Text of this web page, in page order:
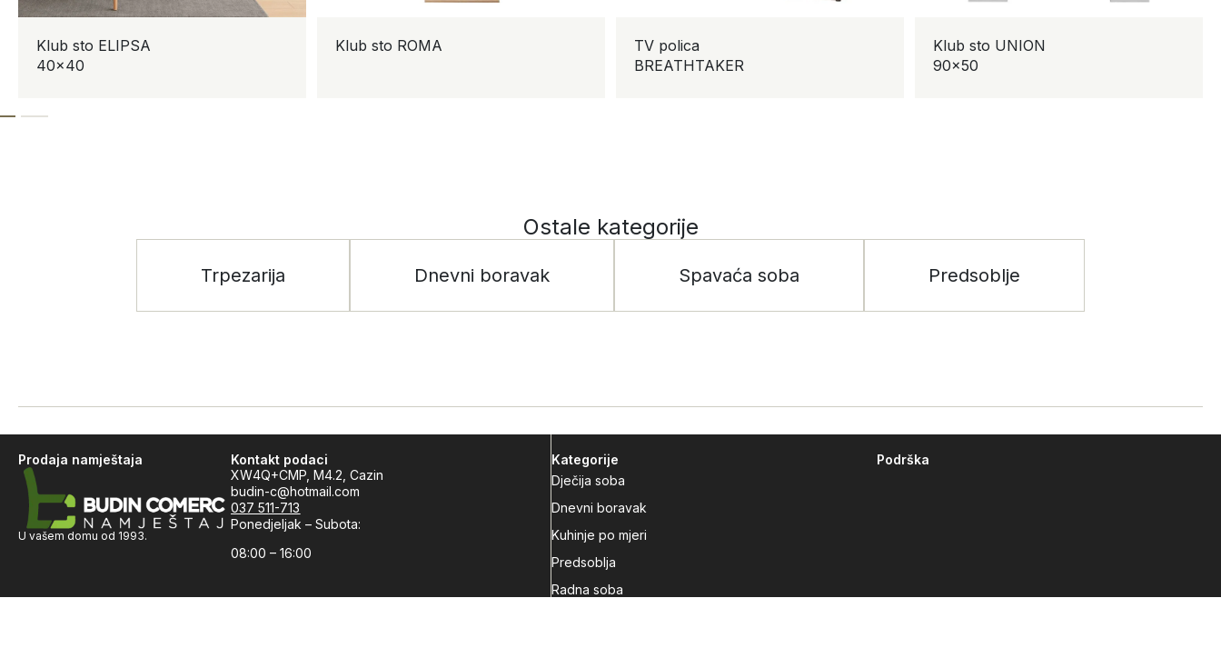
Klub sto ELIPSA
40×40
Klub sto ROMA
TV polica
BREATHTAKER
Klub sto UNION
90×50
Ostale kategorije
Trpezarija Dnevni boravak Spavaća soba Predsoblje
Prodaja namještaja
U vašem domu od 1993.
Kontakt podaci
XW4Q+CMP, M4.2, Cazin
budin-c@hotmail.com
037 511-713
Ponedjeljak – Subota:
08:00 – 16:00
Kategorije
Dječija soba
Dnevni boravak
Kuhinje po mjeri
Predsoblja
Radna soba
Podrška